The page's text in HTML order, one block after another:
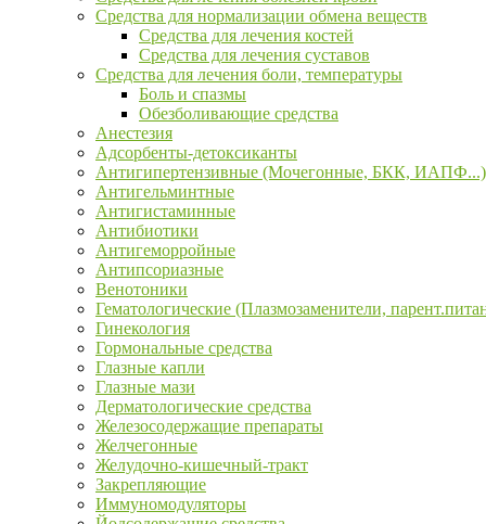
Средства для нормализации обмена веществ
Средства для лечения костей
Средства для лечения суставов
Средства для лечения боли, температуры
Боль и спазмы
Обезболивающие средства
Анестезия
Адсорбенты-детоксиканты
Антигипертензивные (Мочегонные, БКК, ИАПФ...)
Антигельминтные
Антигистаминные
Антибиотики
Антигеморройные
Антипсориазные
Венотоники
Гематологические (Плазмозаменители,
Гинекология
Гормональные средства
Глазные капли
Глазные мази
Дерматологические средства
Железосодержащие препараты
Желчегонные
Желудочно-кишечный-тракт
Закрепляющие
Иммуномодуляторы